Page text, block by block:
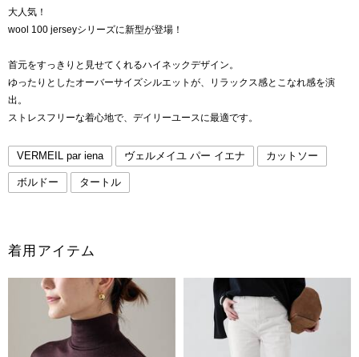
大人気！
wool 100 jerseyシリーズに新型が登場！
首元をすっきりと見せてくれるハイネックデザイン。
ゆったりとしたオーバーサイズシルエットが、リラックス感とこなれ感を演
出。
ストレスフリーな着心地で、デイリーユースに最適です。
VERMEIL par iena ヴェルメイユ パー イエナ カットソー
ボルドー タートル
着用アイテム